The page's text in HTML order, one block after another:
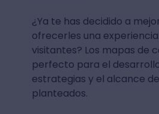
¿Ya te has decidido a
ofrecerles una
visitantes? Los mapas de
perfecto para el
estrategias y el alcance
planteados.